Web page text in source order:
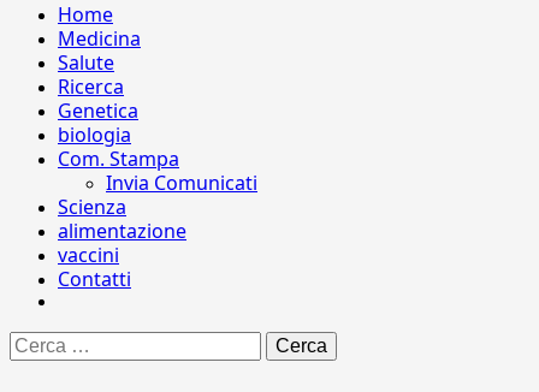
Home
Medicina
Salute
Ricerca
Genetica
biologia
Com. Stampa
Invia Comunicati
Scienza
alimentazione
vaccini
Contatti
Ricerca
per: